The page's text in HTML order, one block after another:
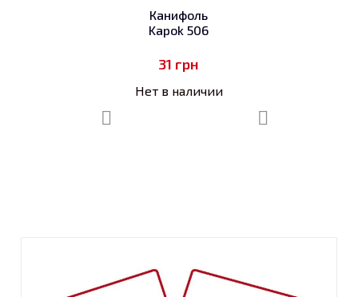
Канифоль
Kapok 506
31 грн
Нет в наличии